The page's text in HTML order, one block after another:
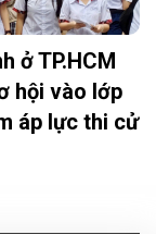
ở TP.HCM
hội vào lớp
áp lực thi cử